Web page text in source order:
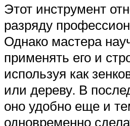
Этот инструмент
разряду
Однако мастера
применять его и
используя как
или дереву. В
оно удобно еще и
одновременно